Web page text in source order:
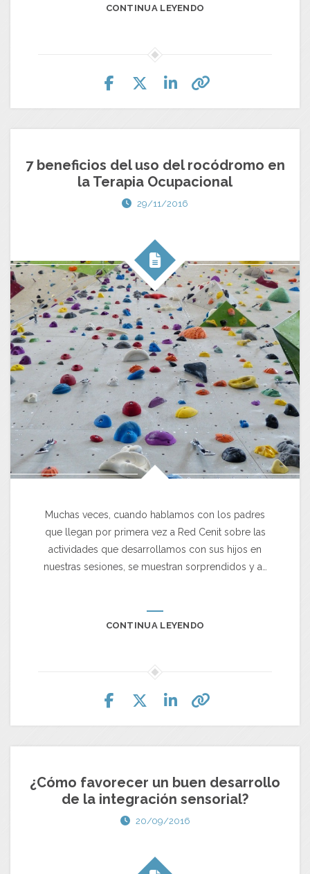
CONTINUA LEYENDO
7 beneficios del uso del rocódromo en
la Terapia Ocupacional
29/11/2016
Muchas veces, cuando hablamos con los padres
que llegan por primera vez a Red Cenit sobre las
actividades que desarrollamos con sus hijos en
nuestras sesiones, se muestran sorprendidos y a…
CONTINUA LEYENDO
¿Cómo favorecer un buen desarrollo
de la integración sensorial?
20/09/2016